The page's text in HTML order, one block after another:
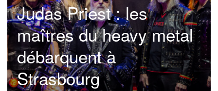
Judas Priest : les
maîtres du heavy metal
débarquent à
Strasbourg